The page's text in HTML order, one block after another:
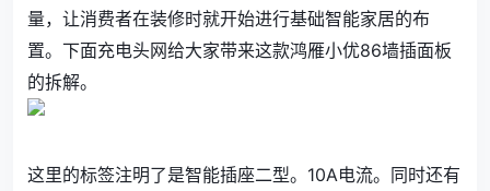
量，让消费者在装修时就开始进行基础智能家居的布
置。下面充电头网给大家带来这款鸿雁小优86墙插面板
的拆解。
这里的标签注明了是智能插座二型。10A电流。同时还有